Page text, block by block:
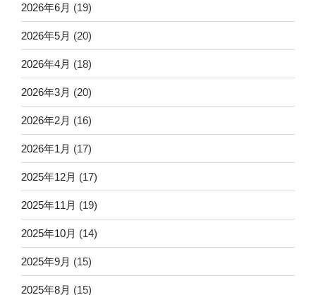
2026年6月 (19)
2026年5月 (20)
2026年4月 (18)
2026年3月 (20)
2026年2月 (16)
2026年1月 (17)
2025年12月 (17)
2025年11月 (19)
2025年10月 (14)
2025年9月 (15)
2025年8月 (15)